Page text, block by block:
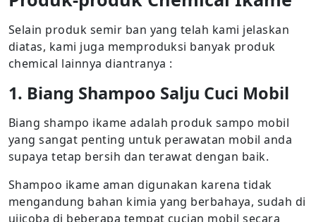
Selain produk semir ban yang telah kami jelaskan
diatas, kami juga memproduksi banyak produk
chemical lainnya diantranya :
1. Biang Shampoo Salju Cuci Mobil
Biang shampo ikame adalah produk sampo mobil
yang sangat penting untuk perawatan mobil anda
supaya tetap bersih dan terawat dengan baik.
Shampoo ikame aman digunakan karena tidak
mengandung bahan kimia yang berbahaya, sudah di
ujicoba di beberapa tempat cucian mobil secara